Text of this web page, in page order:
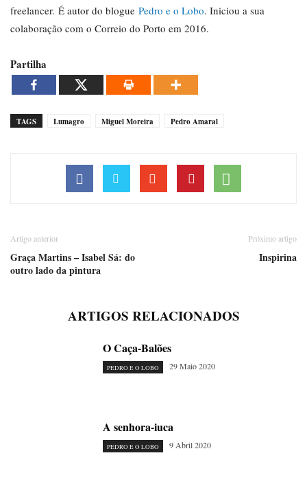
freelancer. É autor do blogue Pedro e o Lobo. Iniciou a sua
colaboração com o Correio do Porto em 2016.
Partilha
TAGS Lumagro Miguel Moreira Pedro Amaral
Artigo anterior
Graça Martins – Isabel Sá: do
outro lado da pintura
Próximo artigo
Inspirina
ARTIGOS RELACIONADOS
O Caça-Balões
PEDRO E O LOBO 29 Maio 2020
A senhora-iuca
PEDRO E O LOBO 9 Abril 2020